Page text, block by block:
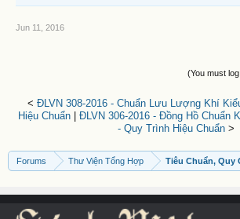
Jun 11, 2016
(You must
< ĐLVN 308-2016 - Chuẩn Lưu Lượng Khí
Hiệu Chuẩn| ĐLVN 306-2016 - Đồng Hồ Chuẩn
- Quy Trình Hiệu Chuẩn>
Forums Thư Viện Tổng Hợp Tiêu Chuẩn, Quy